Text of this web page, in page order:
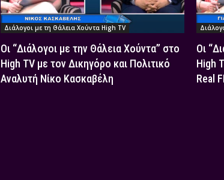
Διάλογοι με τη Θάλεια Χούντα High TV
Οι “Διάλογοι με την Θάλεια Χούντα” στο
High TV με τον Δικηγόρο και Πολιτικό
Αναλυτή Νίκο Κασκαβέλη
Οι
High
Real